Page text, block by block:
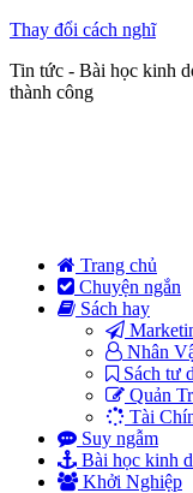
Thay đổi cách nghĩ
Tin tức - Bài học kinh
thành công
Trang chủ
Chuyện ngắn
Sách hay
Nhân
Sách tư
Quản
Tài
Suy ngẫm
Bài học kinh
Khởi Nghiệp